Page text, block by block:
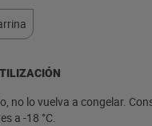
no lo vuelva a congelar.
a -18 °C.